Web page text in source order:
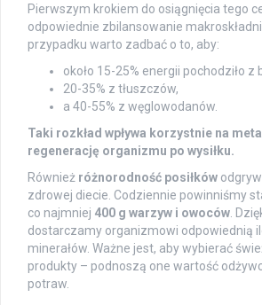
Pierwszym krokiem do osiągnięcia tego
odpowiednie zbilansowanie
przypadku warto zadbać o to, aby:
około 15-25% energii pochodziło z
20-35% z tłuszczów,
a 40-55% z węglowodanów.
Taki rozkład wpływa korzystnie na
regenerację organizmu po wysiłku.
Również różnorodność posiłków
zdrowej diecie. Codziennie powinniśmy
co najmniej 400 g warzyw i owoców.
dostarczamy organizmowi odpowiednią
minerałów. Ważne jest, aby wybierać
produkty – podnoszą one wartość
potraw.